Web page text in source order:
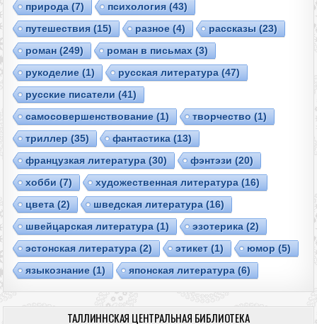
природа (7) психология (43)
путешествия (15) разное (4) рассказы (23)
роман (249) роман в письмах (3)
рукоделие (1) русская литература (47)
русские писатели (41)
самосовершенствование (1) творчество (1)
триллер (35) фантастика (13)
французкая литература (30) фэнтэзи (20)
хобби (7) художественная литература (16)
цвета (2) шведская литература (16)
швейцарская литература (1) эзотерика (2)
эстонская литература (2) этикет(1) юмор (5)
языкознание (1) японская литература (6)
ТАЛЛИННСКАЯ ЦЕНТРАЛЬНАЯ БИБЛИОТЕКА